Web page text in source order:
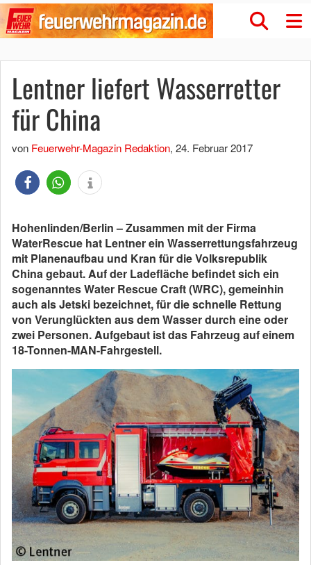
Lentner liefert Wasserretter
für China
von Feuerwehr-Magazin Redaktion, 24. Februar 2017
Hohenlinden/Berlin – Zusammen mit der Firma
WaterRescue hat Lentner ein Wasserrettungsfahrzeug
mit Planenaufbau und Kran für die Volksrepublik
China gebaut. Auf der Ladefläche befindet sich ein
sogenanntes Water Rescue Craft (WRC), gemeinhin
auch als Jetski bezeichnet, für die schnelle Rettung
von Verunglückten aus dem Wasser durch eine oder
zwei Personen. Aufgebaut ist das Fahrzeug auf einem
18-Tonnen-MAN-Fahrgestell.